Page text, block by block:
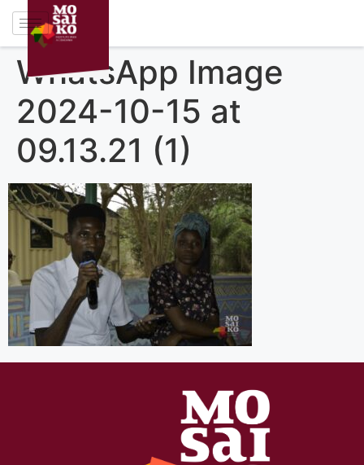
WhatsApp Image
2024-10-15 at
09.13.21 (1)